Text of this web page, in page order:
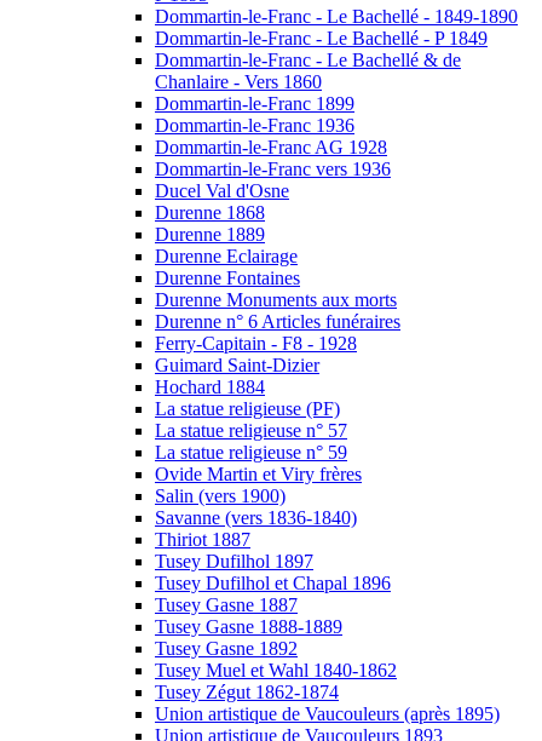
Dommartin-le-Franc - Le Bachellé - 1849-1890
Dommartin-le-Franc - Le Bachellé - P 1849
Dommartin-le-Franc - Le Bachellé & de
Chanlaire - Vers 1860
Dommartin-le-Franc 1899
Dommartin-le-Franc 1936
Dommartin-le-Franc AG 1928
Dommartin-le-Franc vers 1936
Ducel Val d'Osne
Durenne 1868
Durenne 1889
Durenne Eclairage
Durenne Fontaines
Durenne Monuments aux morts
Durenne n° 6 Articles funéraires
Ferry-Capitain - F8 - 1928
Guimard Saint-Dizier
Hochard 1884
La statue religieuse (PF)
La statue religieuse n° 57
La statue religieuse n° 59
Ovide Martin et Viry frères
Salin (vers 1900)
Savanne (vers 1836-1840)
Thiriot 1887
Tusey Dufilhol 1897
Tusey Dufilhol et Chapal 1896
Tusey Gasne 1887
Tusey Gasne 1888-1889
Tusey Gasne 1892
Tusey Muel et Wahl 1840-1862
Tusey Zégut 1862-1874
Union artistique de Vaucouleurs (après 1895)
Union artistique de Vaucouleurs 1893